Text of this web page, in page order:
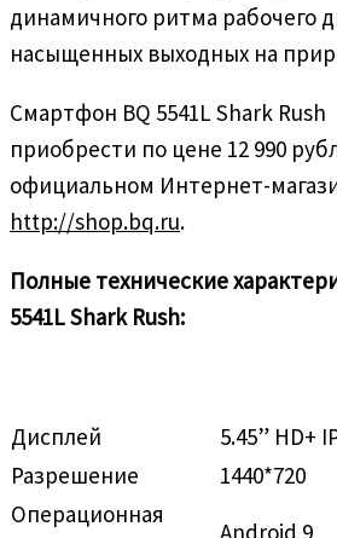
динамичного ритма рабочего
насыщенных выходных на
Смартфон BQ 5541L Shark
приобрести по цене 12 990
официальном Интернет-
http://shop.bq.ru.
Полные технические
5541L Shark Rush:
Дисплей
5.45” HD+
Разрешение
1440*720
Операционная
Android 9